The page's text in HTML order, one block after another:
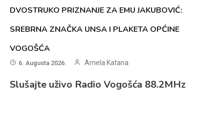
DVOSTRUKO PRIZNANJE ZA EMU JAKUBOVIĆ:
SREBRNA ZNAČKA UNSA I PLAKETA OPĆINE
VOGOŠĆA
6. Augusta 2026. Arnela Katana
Slušajte uživo Radio Vogošća 88.2MHz